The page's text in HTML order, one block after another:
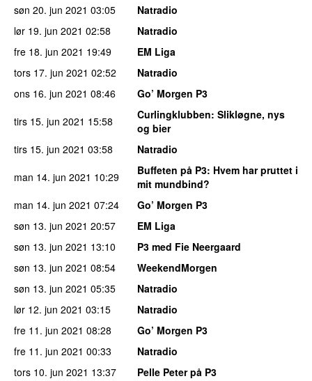
søn 20. jun 2021 03:05
Natradio
lør 19. jun 2021 02:58
Natradio
fre 18. jun 2021 19:49
EM Liga
tors 17. jun 2021 02:52
Natradio
ons 16. jun 2021 08:46
Go’ Morgen P3
tirs 15. jun 2021 15:58 Curlingklubben: Slikløgne, nys
og bier
tirs 15. jun 2021 03:58
Natradio
man 14. jun 2021 10:29 Buffeten på P3: Hvem har pruttet i
mit mundbind?
man 14. jun 2021 07:24
Go’ Morgen P3
søn 13. jun 2021 20:57
EM Liga
søn 13. jun 2021 13:10
P3 med Fie Neergaard
søn 13. jun 2021 08:54
WeekendMorgen
søn 13. jun 2021 05:35
Natradio
lør 12. jun 2021 03:15
Natradio
fre 11. jun 2021 08:28
Go’ Morgen P3
fre 11. jun 2021 00:33
Natradio
tors 10. jun 2021 13:37 Pelle Peter på P3